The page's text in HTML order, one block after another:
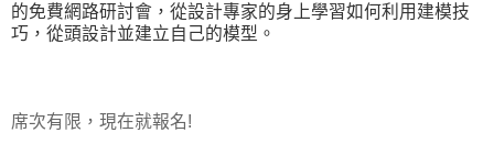
的免費網路研討會，從設計專家的身上學習如何利用建模技
巧，從頭設計並建立自己的模型。
席次有限，現在就報名!